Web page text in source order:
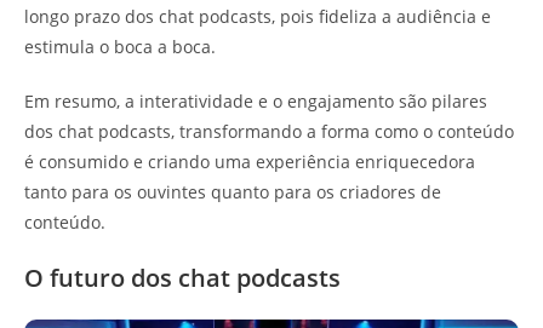
longo prazo dos chat podcasts, pois fideliza a audiência e
estimula o boca a boca.
Em resumo, a interatividade e o engajamento são pilares
dos chat podcasts, transformando a forma como o conteúdo
é consumido e criando uma experiência enriquecedora
tanto para os ouvintes quanto para os criadores de
conteúdo.
O futuro dos chat podcasts